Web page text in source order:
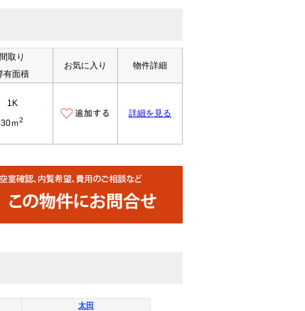
間取り
有面積
お気に入り 物件詳細
1K
30ｍ2
詳細を見る
太田